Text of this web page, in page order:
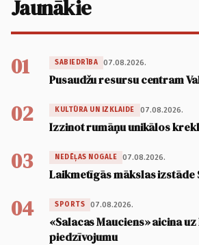
Jaunākie
01 SABIEDRĪBA 07.08.2026.
Pusaudžu resursu centram
02 KULTŪRA UN IZKLAIDE 07.08.2026.
Izzinot rumāņu unikālos
03 NEDĒĻAS NOGALE 07.08.2026.
Laikmetīgās mākslas izstāde
04 SPORTS 07.08.2026.
«Salacas Mauciens» aicina
piedzīvojumu